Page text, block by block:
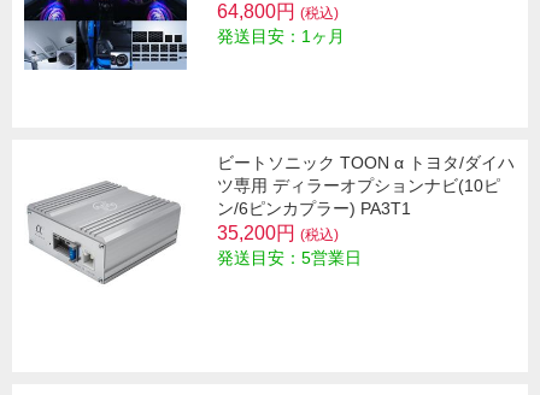
64,800円 (税込)
発送目安：1ヶ月
ビートソニック TOON α トヨタ/ダイハ
ツ専用 ディラーオプションナビ(10ピ
ン/6ピンカプラー) PA3T1
35,200円 (税込)
発送目安：5営業日